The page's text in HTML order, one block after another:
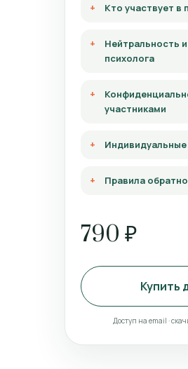
Кто участвует в
Нейтральность
психолога
участниками
Правила
790 ₽
Купить
Доступ на email ·